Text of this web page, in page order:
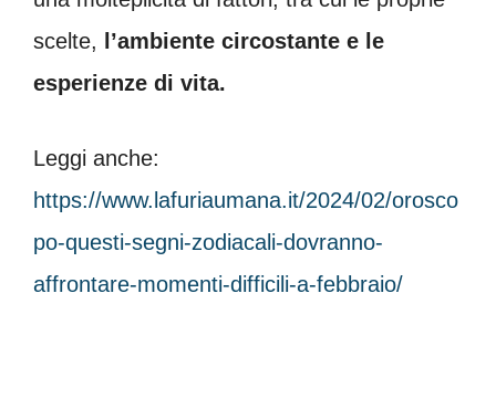
scelte, l’ambiente circostante e le
esperienze di vita.
Leggi anche:
https://www.lafuriaumana.it/2024/02/orosco
po-questi-segni-zodiacali-dovranno-
affrontare-momenti-difficili-a-febbraio/